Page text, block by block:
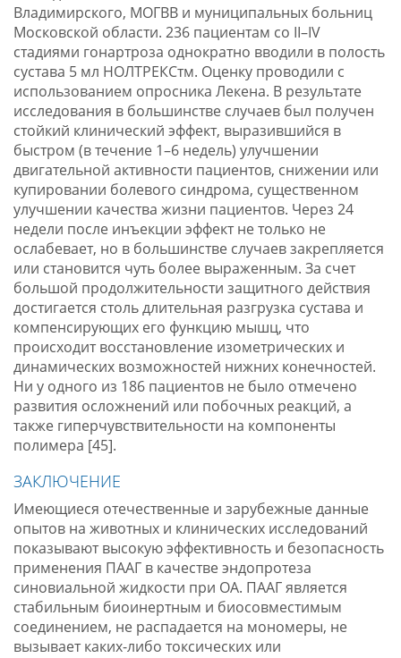
Владимирского, МОГВВ и муниципальных больниц
Московской области. 236 пациентам со II–IV
стадиями гонартроза однократно вводили в полость
сустава 5 мл НОЛТРЕКСтм. Оценку проводили с
использованием опросника Лекена. В результате
исследования в большинстве случаев был получен
стойкий клинический эффект, выразившийся в
быстром (в течение 1–6 недель) улучшении
двигательной активности пациентов, снижении или
купировании болевого синдрома, существенном
улучшении качества жизни пациентов. Через 24
недели после инъекции эффект не только не
ослабевает, но в большинстве случаев закрепляется
или становится чуть более выраженным. За счет
большой продолжительности защитного действия
достигается столь длительная разгрузка сустава и
компенсирующих его функцию мышц, что
происходит восстановление изометрических и
динамических возможностей нижних конечностей.
Ни у одного из 186 пациентов не было отмечено
развития осложнений или побочных реакций, а
также гиперчувствительности на компоненты
полимера [45].
ЗАКЛЮЧЕНИЕ
Имеющиеся отечественные и зарубежные данные
опытов на животных и клинических исследований
показывают высокую эффективность и безопасность
применения ПААГ в качестве эндопротеза
синовиальной жидкости при ОА. ПААГ является
стабильным биоинертным и биосовместимым
соединением, не распадается на мономеры, не
вызывает каких-либо токсических или